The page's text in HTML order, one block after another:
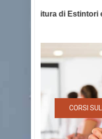
e Fornitura di Estintori
CORSI